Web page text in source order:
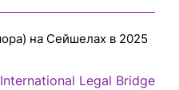
на Сейшелах в 2025
International Legal Bridge